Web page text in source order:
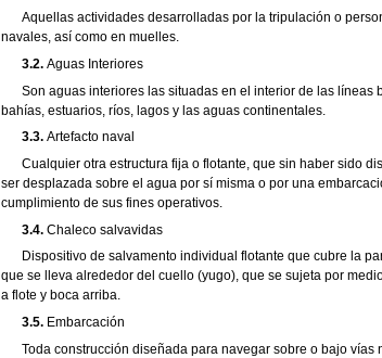
Aquellas actividades desarrolladas por la tripulación o
navales, así como en muelles.
3.2. Aguas Interiores
Son aguas interiores las situadas en el interior de las líneas
bahías, estuarios, ríos, lagos y las aguas continentales.
3.3. Artefacto naval
Cualquier otra estructura fija o flotante, que sin haber sido
ser desplazada sobre el agua por sí misma o por una
cumplimiento de sus fines operativos.
3.4. Chaleco salvavidas
Dispositivo de salvamento individual flotante que cubre la
que se lleva alrededor del cuello (yugo), que se sujeta por
a flote y boca arriba.
3.5. Embarcación
Toda construcción diseñada para navegar sobre o bajo vías